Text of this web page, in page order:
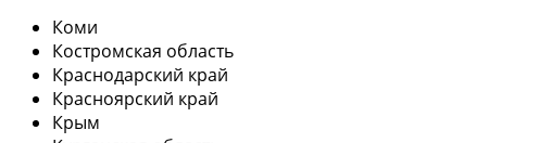
Коми
Костромская область
Краснодарский край
Красноярский край
Крым